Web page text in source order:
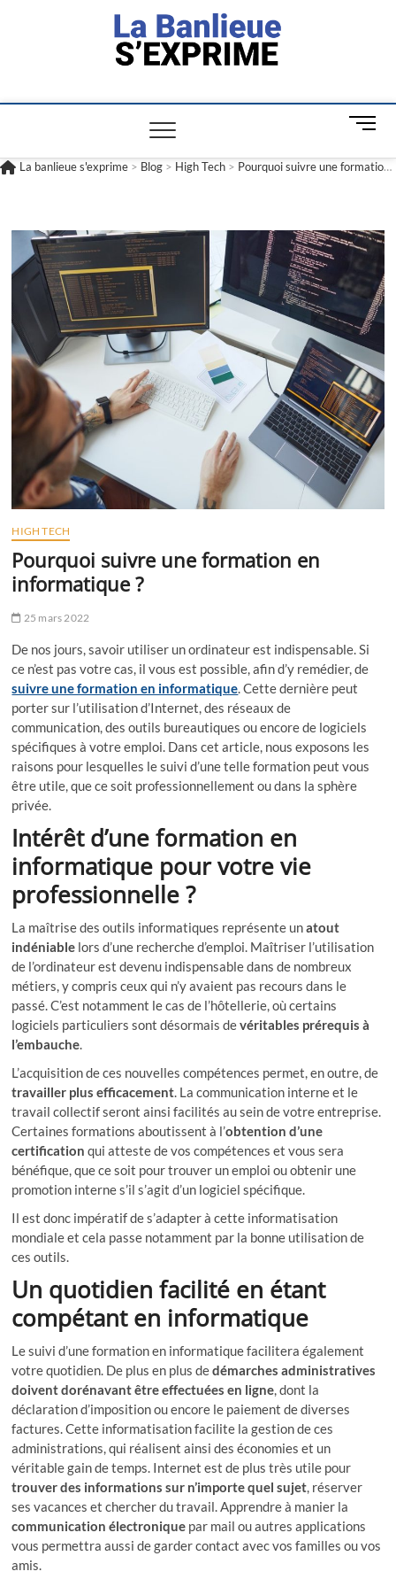
La banlieue
s'exprime
M
n
t
n
La banlieue s'exprime > Blog > High Tech > Pourquoi suivre une formation en informatique ?
HIGH TECH
Pourquoi suivre une formation en
informatique ?
25 mars 2022
De nos jours, savoir utiliser un ordinateur est indispensable. Si
ce n’est pas votre cas, il vous est possible, afin d’y remédier, de
suivre une formation en informatique. Cette dernière peut
porter sur l’utilisation d’Internet, des réseaux de
communication, des outils bureautiques ou encore de logiciels
spécifiques à votre emploi. Dans cet article, nous exposons les
raisons pour lesquelles le suivi d’une telle formation peut vous
être utile, que ce soit professionnellement ou dans la sphère
privée.
Intérêt d’une formation en
informatique pour votre vie
professionnelle ?
La maîtrise des outils informatiques représente unatout
indéniable lors d’une recherche d’emploi. Maîtriser l’utilisation
de l’ordinateur est devenu indispensable dans de nombreux
métiers, y compris ceux qui n’y avaient pas recours dans le
passé. C’est notamment le cas de l’hôtellerie, où certains
logiciels particuliers sont désormais devéritables prérequis à
l’embauche.
L’acquisition de ces nouvelles compétences permet, en outre, de
travailler plus efficacement. La communication interne et le
travail collectif seront ainsi facilités au sein de votre entreprise.
Certaines formations aboutissent à l’obtention d’une
certification qui atteste de vos compétences et vous sera
bénéfique, que ce soit pour trouver un emploi ou obtenir une
promotion interne s’il s’agit d’un logiciel spécifique.
Il est donc impératif de s’adapter à cette informatisation
mondiale et cela passe notamment par la bonne utilisation de
ces outils.
Un quotidien facilité en étant
compétant en informatique
Le suivi d’une formation en informatique facilitera également
votre quotidien. De plus en plus dedémarches administratives
doivent dorénavant être effectuées en ligne, dont la
déclaration d’imposition ou encore le paiement de diverses
factures. Cette informatisation facilite la gestion de ces
administrations, qui réalisent ainsi des économies et un
véritable gain de temps. Internet est de plus très utile pour
trouver des informations sur n’importe quel sujet, réserver
ses vacances et chercher du travail. Apprendre à manier la
communication électronique par mail ou autres applications
vous permettra aussi de garder contact avec vos familles ou vos
amis.